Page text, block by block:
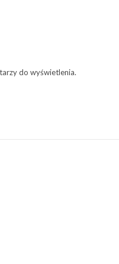
do wyświetlenia.